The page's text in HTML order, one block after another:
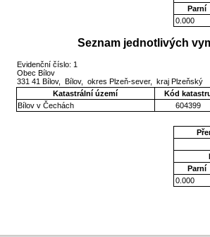
Parní
0.000
Seznam jednotlivých
Evidenční číslo: 1
Obec Bílov
331 41 Bílov, Bílov, okres Plzeň-sever, kraj Plzeňský
Katastrální území
Kód
Bílov v Čechách
604399
Parní
0.000